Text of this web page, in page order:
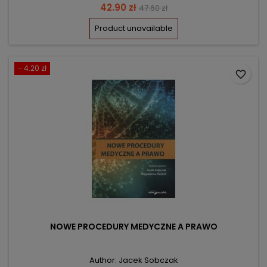
Price
42.90 zł Regular
price
47.60 zł
Product unavailable
- 4.20 zł
NOWE PROCEDURY MEDYCZNE A PRAWO
Author: Jacek Sobczak
favorite_border